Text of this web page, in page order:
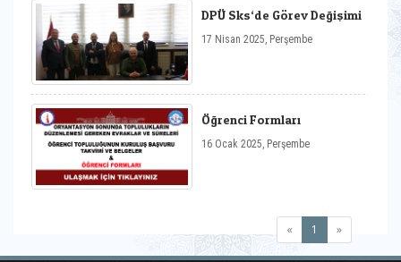
DPÜ Sks‘de Görev Değişimi
17 Nisan 2025, Perşembe
Öğrenci Formları
16 Ocak 2025, Perşembe
« 1 (current)
»